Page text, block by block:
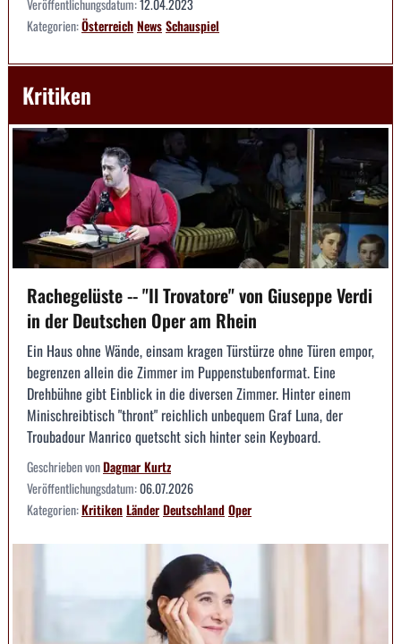
Veröffentlichungsdatum:12.04.2023
Kategorien:ÖsterreichNewsSchauspiel
Kritiken
Rachegelüste -- "Il Trovatore" von Giuseppe Verdi
in der Deutschen Oper am Rhein
Ein Haus ohne Wände, einsam kragen Türstürze ohne Türen empor,
begrenzen allein die Zimmer im Puppenstubenformat. Eine
Drehbühne gibt Einblick in die diversen Zimmer. Hinter einem
Minischreibtisch "thront" reichlich unbequem Graf Luna, der
Troubadour Manrico quetscht sich hinter sein Keyboard.
Geschrieben vonDagmar Kurtz
Veröffentlichungsdatum:06.07.2026
Kategorien:KritikenLänderDeutschlandOper